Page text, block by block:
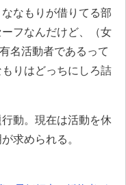
なもりが借りてる部
フなんだけど、（女
名活動者であるって
りはどっちにしろ詰
動。現在は活動を休
求められる。